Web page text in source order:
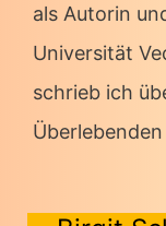
als Autorin
Universität
schrieb ich